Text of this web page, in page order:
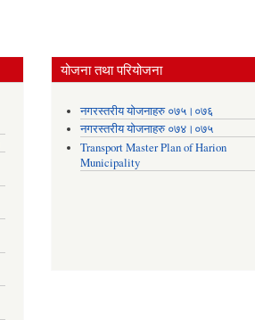
योजना तथा परियोजना
नगरस्तरीय योजनाहरु ०७५।०७६
नगरस्तरीय योजनाहरु ०७४।०७५
Transport Master Plan of Harion
Municipality